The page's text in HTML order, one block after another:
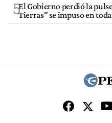
5El Gobierno perdió la
Tierras" se impuso en